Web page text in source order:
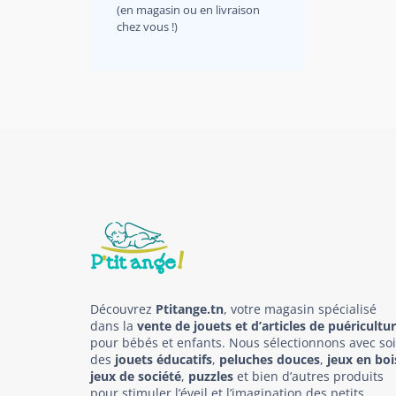
(en magasin ou en livraison
chez vous !)
Découvrez Ptitange.tn, votre magasin spécialisé
dans la vente de jouets et d’articles de
pour bébés et enfants. Nous sélectionnons avec
des jouets éducatifs, peluches douces, jeux en
jeux de société, puzzles et bien d’autres produits